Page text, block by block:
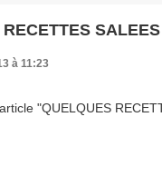
SALEES
à 11:23